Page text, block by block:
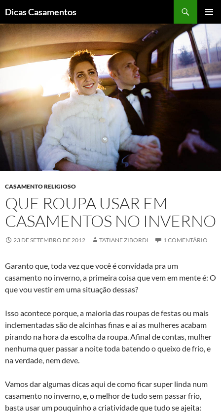
Dicas Casamentos
MENU
PARA
O
CONTEÚDO
CASAMENTO RELIGIOSO
QUE ROUPA USAR EM
CASAMENTOS NO INVERNO
23 DE SETEMBRO DE 2012 TATIANE ZIBORDI 1 COMENTÁRIO
Garanto que, toda vez que você é convidada pra um
casamento no inverno, a primeira coisa que vem em mente é: O
que vou vestir em uma situação dessas?
Isso acontece porque, a maioria das roupas de festas ou mais
inclementadas são de alcinhas finas e aí as mulheres acabam
pirando na hora da escolha da roupa. Afinal de contas, mulher
nenhuma quer passar a noite toda batendo o queixo de frio, e
na verdade, nem deve.
Vamos dar algumas dicas aqui de como ficar super linda num
casamento no inverno, e, o melhor de tudo sem passar frio,
basta usar um pouquinho a criatividade que tudo se ajeita: